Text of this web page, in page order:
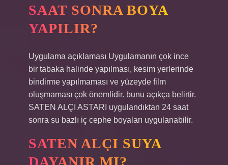
SAAT SONRA BOYA
YAPILIR?
Uygulama açıklaması Uygulamanın çok ince
bir tabaka halinde yapılması, kesim yerlerinde
bindirme yapılmaması ve yüzeyde film
oluşmaması çok önemlidir. bunu açıkça belirtir.
SATEN ALÇI ASTARI uygulandıktan 24 saat
sonra su bazlı iç cephe boyaları uygulanabilir.
SATEN ALÇI SUYA
DAYANIR MI?